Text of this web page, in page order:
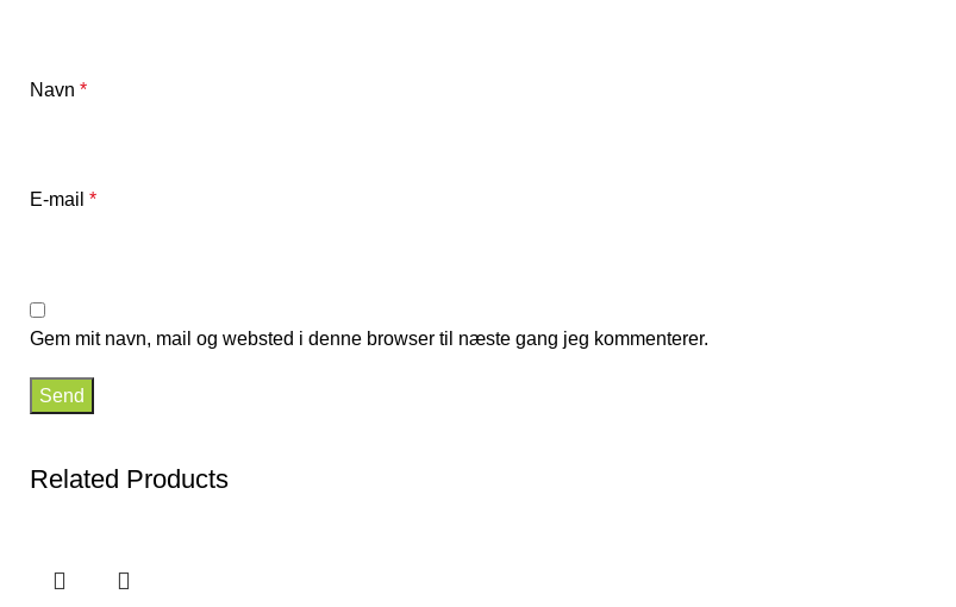
Navn *
E-mail *
Gem mit navn, mail og websted i denne browser til næste gang jeg kommenterer.
Related Products